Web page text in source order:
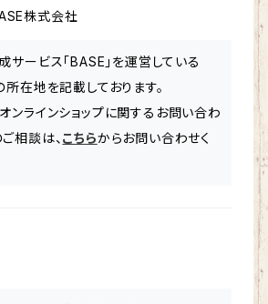
株式会社
サービス「BASE」を運営している
在地を記載しております。
ンラインショップに関するお問い合わ
相談は、 こちらからお問い合わせく